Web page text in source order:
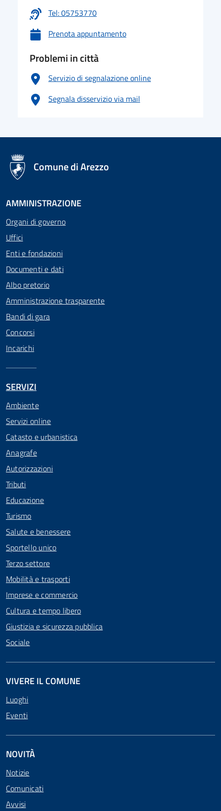
Tel: 05753770
Prenota appuntamento
Problemi in città
Servizio di segnalazione online
Segnala disservizio via mail
logo Unione Europea
Comune di Arezzo
AMMINISTRAZIONE
Organi di governo
Uffici
Enti e fondazioni
Documenti e dati
Albo pretorio
Amministrazione trasparente
Bandi di gara
Concorsi
Incarichi
SERVIZI
Ambiente
Servizi online
Catasto e urbanistica
Anagrafe
Autorizzazioni
Tributi
Educazione
Turismo
Salute e benessere
Sportello unico
Terzo settore
Mobilità e trasporti
Imprese e commercio
Cultura e tempo libero
Giustizia e sicurezza pubblica
Sociale
VIVERE IL COMUNE
Luoghi
Eventi
NOVITÀ
Notizie
Comunicati
Avvisi